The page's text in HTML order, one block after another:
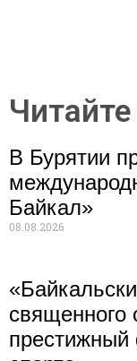
В Бурятии
Байкал»
08.08.2026
священного
престижный